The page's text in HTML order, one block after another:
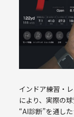
インドア練習・
により、実際の
“AI診断”を通し